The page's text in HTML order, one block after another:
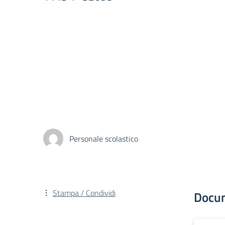
Personale scolastico
Stampa / Condividi